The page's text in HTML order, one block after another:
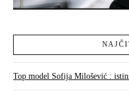
Top model Sofija Milošević :